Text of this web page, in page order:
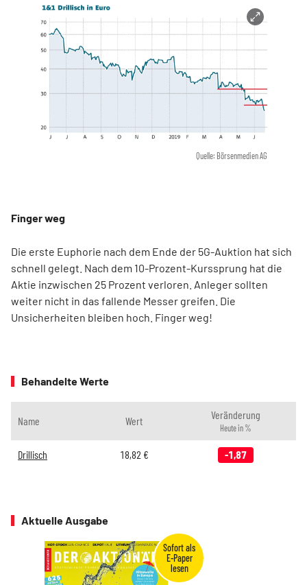
Quelle: Börsenmedien AG
Finger weg
Die erste Euphorie nach dem Ende der 5G-Auktion hat sich
schnell gelegt. Nach dem 10-Prozent-Kurssprung hat die
Aktie inzwischen 25 Prozent verloren. Anleger sollten
weiter nicht in das fallende Messer greifen. Die
Unsicherheiten bleiben hoch. Finger weg!
Behandelte Werte
Name Wert Veränderung
Heute in %
Drillisch 18,82 € -1,87
Aktuelle Ausgabe